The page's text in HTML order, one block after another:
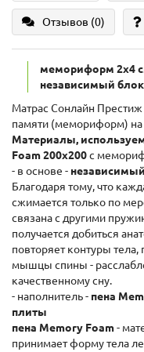
Отзывов (0)
мемориформ 2x4
независимый блок
Матрас Сонлайн
памяти (мемориформ)
Материалы,
Foam 200x200с
- в основе -
Благодаря тому, что
сжимается только по
связана с другими
получается добиться
повторяет контуры
мышцы спины -
качественному сну.
- наполнитель - пена
плиты
пена Memory Foam-
принимает форму тела